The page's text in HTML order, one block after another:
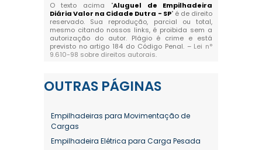
O texto acima "Aluguel de Empilhadeira
Diária Valor na Cidade Dutra - SP" é de direito
reservado. Sua reprodução, parcial ou total,
mesmo citando nossos links, é proibida sem a
autorização do autor. Plágio é crime e está
previsto no artigo 184 do Código Penal. – Lei n°
9.610-98 sobre direitos autorais.
OUTRAS PÁGINAS
Empilhadeiras para Movimentação de
Cargas
Empilhadeira Elétrica para Carga Pesada